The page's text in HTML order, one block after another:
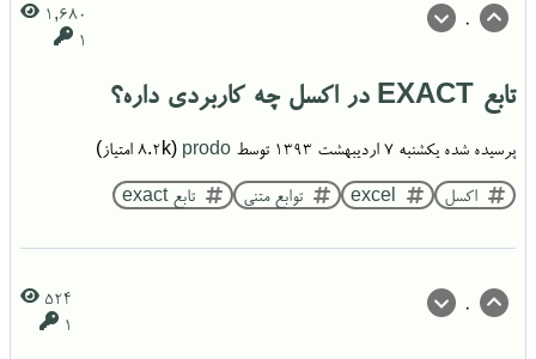
0
1,680
1
تابع EXACT در اکسل چه کاربردی داره؟
پرسیده شده یکشنبه ۷ اردیبهشت ۱۳۹۳ توسط prodo
(
8.2k امتیاز)
اکسل excel توابع متنی تابع exact
0
524
1